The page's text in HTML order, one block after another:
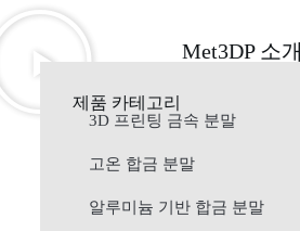
Met3DP 소개
제품 카테고리
3D 프린팅 금속 분말
고온 합금 분말
알루미늄 기반 합금 분말